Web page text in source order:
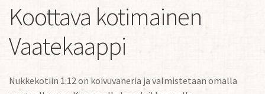
Koottava kotimainen
Vaatekaappi
Nukkekotiin 1:12 on koivuvaneria ja valmistetaan omalla